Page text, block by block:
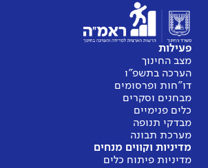
פעילות
מצב החינוך
הערכה בתשפ"ו
דו"חות ופרסומים
מבחנים וסקרים
כלים פנימיים
מבדקי תנופה
מערכת תבונה
מדיניות וקווים מנחים
מדיניות פיתוח כלים